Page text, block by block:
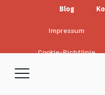
Blog
Impressum
Cookie-Richtlinie